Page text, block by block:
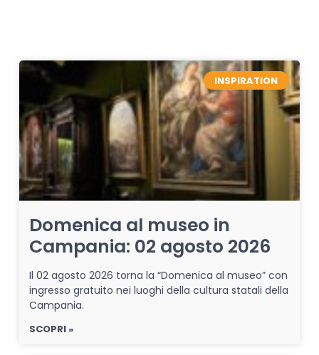
INSPIRATION
Domenica al museo in
Campania: 02 agosto 2026
Il 02 agosto 2026 torna la “Domenica al museo” con
ingresso gratuito nei luoghi della cultura statali della
Campania.
SCOPRI »